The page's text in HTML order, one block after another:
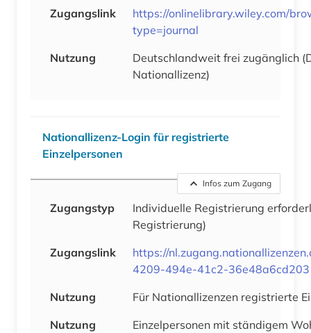
Zugangslink
https://onlinelibrary.wiley.com/
type=journal
Nutzung
Deutschlandweit frei zugänglich
Nationallizenz)
Nationallizenz-Login für registrierte
Einzelpersonen
Infos zum Zugang
Zugangstyp
Individuelle Registrierung
Registrierung)
Zugangslink
https://
4209-494e-41c2-36e48a6cd203
Nutzung
Für Nationallizenzen registrierte
Nutzung
Einzelpersonen mit ständigem